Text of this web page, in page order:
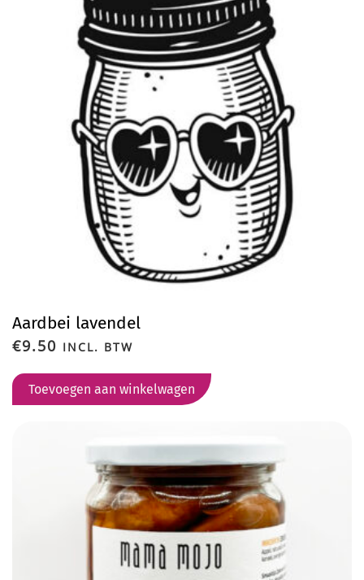
Aardbei lavendel
€9.50 INCL. BTW
Toevoegen aan winkelwagen